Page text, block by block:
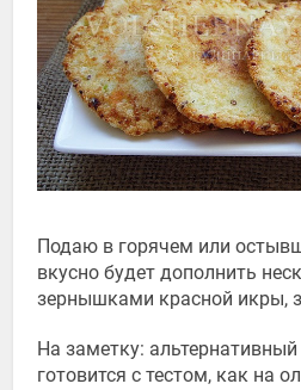
Подаю в горячем или
вкусно будет дополнить
зернышками красной икры,
На заметку:
готовится с тестом, как на